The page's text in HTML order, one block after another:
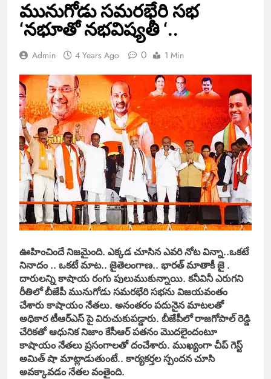
మునుగోడు సమరభేరి సభ
‘నభూతో నభవిష్యతీ ‘..
Admin 4 Years Ago 0 1 Min
ఊహించిందే నిజమైంది. ఎక్కడ చూసిన ఎవరి నోట విన్నా..ఒకటే
నినాదం .. ఒకటే మాట.. జైతెలంగాణ.. భారత్ మాతాకీ జై .
దారులన్ని కాషాయ రంగు పులుముకున్నాయి. కనీవినీ ఎరుగని
రీతిలో బీజేపీ మునుగోడు సమరభేరి సభను విజయవంతం
చేశారు కాషాయం నేతలు. అనంతరం పదునైన మాటలతో
అధికార టీఆర్ఎస్ పై విరుచుకుపడ్డారు. బీజేపీలో రాజగోపాల్ రెడ్డి
చేరికతో ఆధునిక నిజాం కేసీఆర్ పతనం మొదలైందంటూ
కాషాయం నేతలు ప్రసంగాలతో దంచేశారు. ముఖ్యంగా చీప్ గెస్ట్
అమిత్ షా మాట్లాడుతుంటే.. కార్యకర్తల స్పందన చూసి
అవక్కావడం నేతల వంతైంది.